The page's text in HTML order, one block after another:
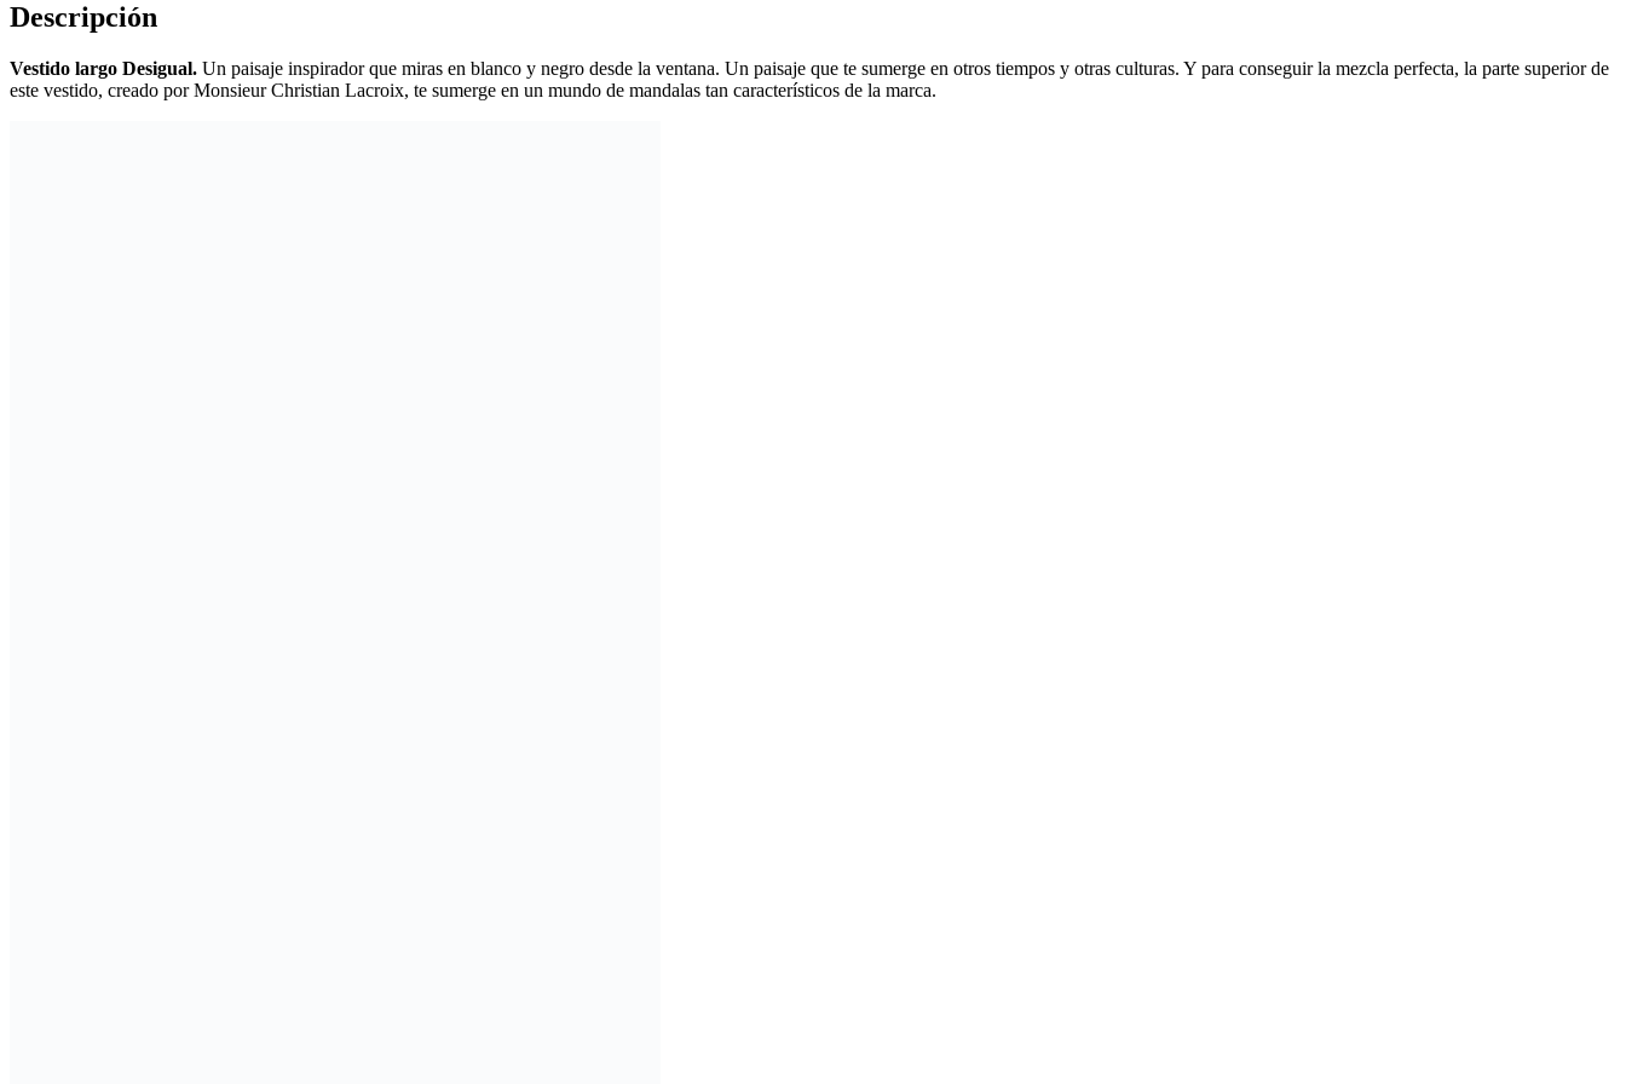
Descripción
Vestido largo Desigual. Un paisaje inspirador que miras en blanco y negro desde la ventana. Un paisaje que te sumerge en otros tiempos y otras culturas. Y para conseguir la mezcla perfecta, la parte superior de
este vestido, creado por Monsieur Christian Lacroix, te sumerge en un mundo de mandalas tan característicos de la marca.